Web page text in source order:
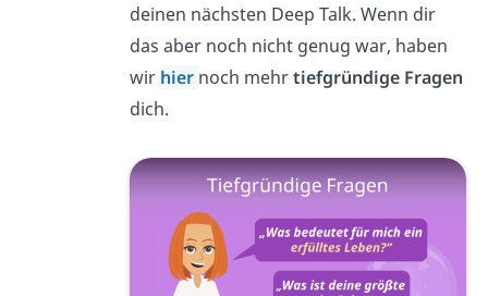
deinen nächsten Deep Talk. Wenn dir
das aber noch nicht genug war, haben
wir hier noch mehrtiefgründige Fragen
dich.